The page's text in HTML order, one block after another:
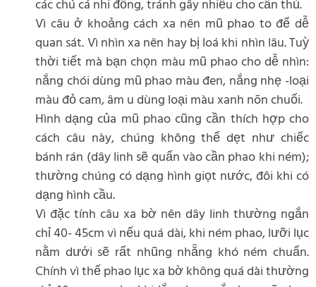
các chú cá nhi đồng, tránh gây nhiễu cho cần thủ.
Vì câu ở khoảng cách xa nên mũ phao to để dễ
quan sát. Vì nhìn xa nên hay bị loá khi nhìn lâu. Tuỳ
thời tiết mà bạn chọn màu mũ phao cho dễ nhìn:
nắng chói dùng mũ phao màu đen, nắng nhẹ -loại
màu đỏ cam, âm u dùng loại màu xanh nõn chuối.
Hình dạng của mũ phao cũng cần thích hợp cho
cách câu này, chúng không thể dẹt như chiếc
bánh rán (dây linh sẽ quấn vào cần phao khi ném);
thường chúng có dạng hình giọt nước, đôi khi có
dạng hình cầu.
Vì đặc tính câu xa bờ nên dây linh thường ngắn
chỉ 40- 45cm vì nếu quá dài, khi ném phao, lưỡi lục
nằm dưới sẽ rất nhũng nhẵng khó ném chuẩn.
Chính vì thế phao lục xa bờ không quá dài thường